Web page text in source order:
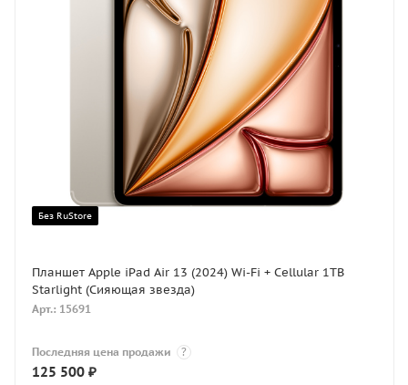
Без RuStore
Планшет Apple iPad Air 13 (2024) Wi-Fi + Cellular 1TB
Starlight (Сияющая звезда)
Арт.: 15691
Последняя цена продажи ?
125 500 ₽